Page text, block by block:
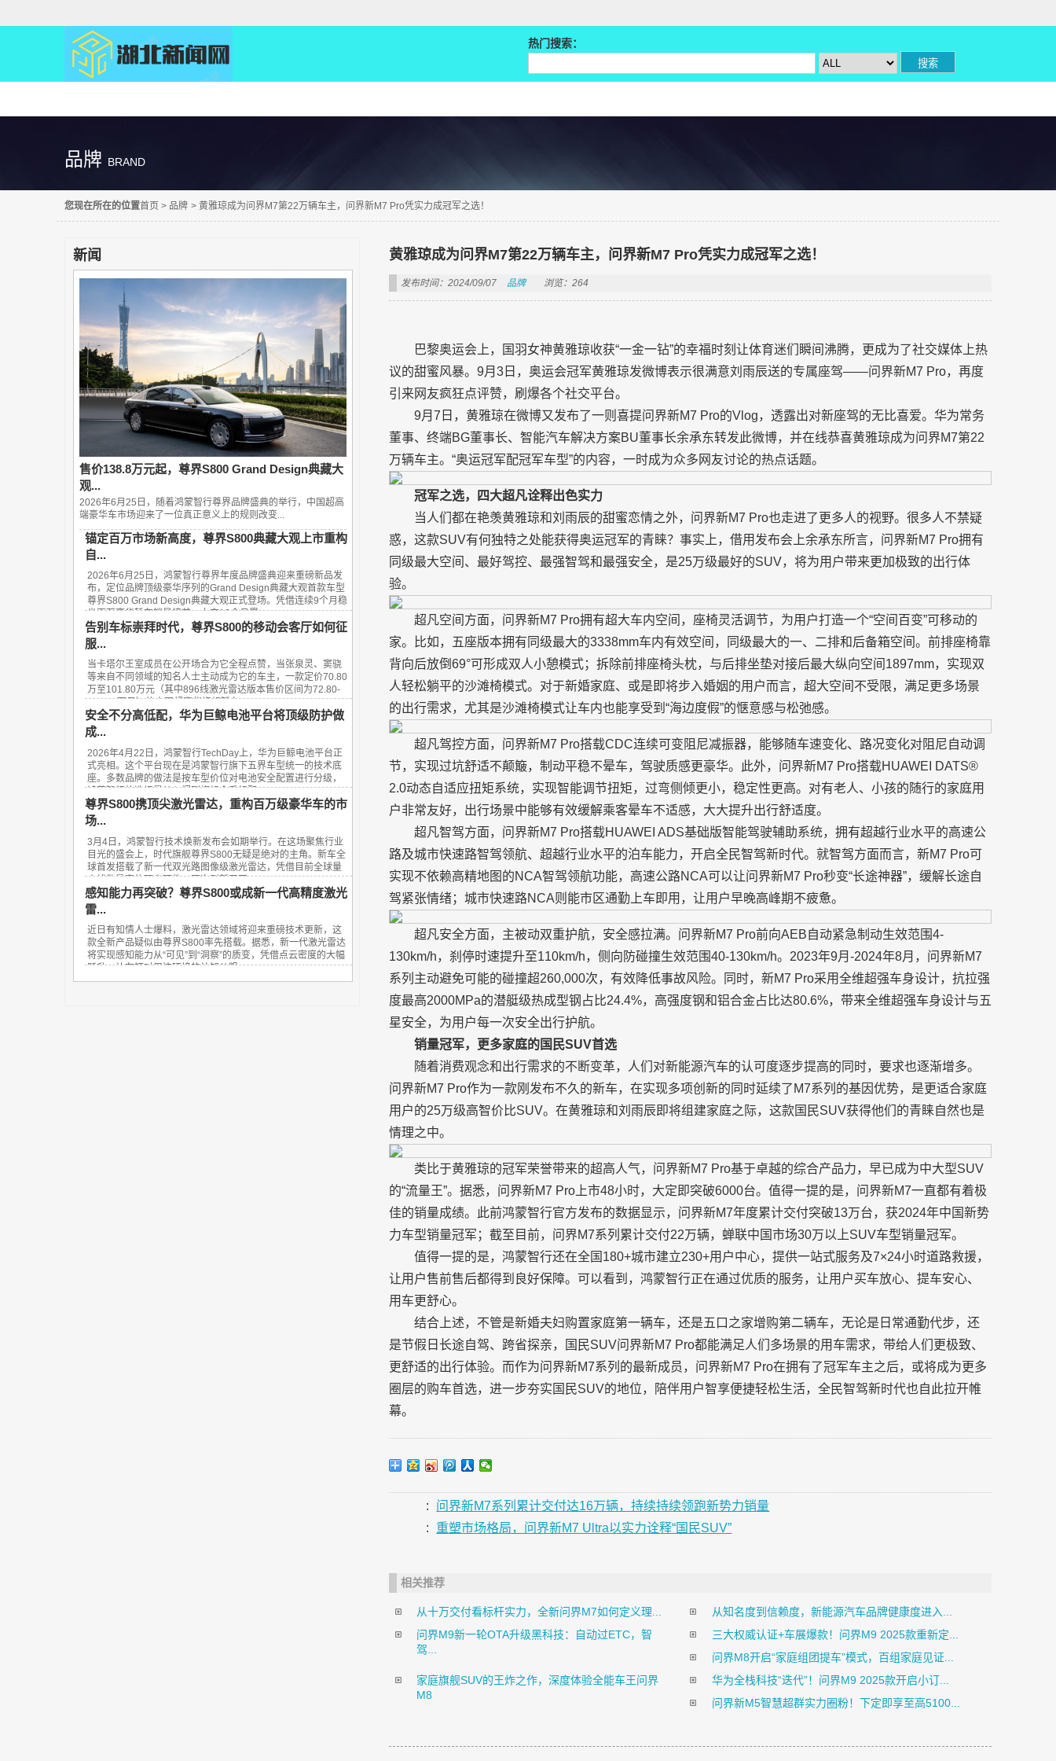
热门搜索：
品牌 BRAND
您现在所在的位置首页 > 品牌 > 黄雅琼成为问界M7第22万辆车主，问界新M7 Pro凭实力成冠军之选！
新闻
售价138.8万元起，尊界S800 Grand Design典藏大
观...
2026年6月25日，随着鸿蒙智行尊界品牌盛典的举行，中国超高
端豪华车市场迎来了一位真正意义上的规则改变...
锚定百万市场新高度，尊界S800典藏大观上市重构
自...
2026年6月25日，鸿蒙智行尊界年度品牌盛典迎来重磅新品发
布，定位品牌顶级豪华序列的Grand Design典藏大观首款车型
尊界S800 Grand Design典藏大观正式登场。凭借连续9个月稳
坐百万豪华轿车销量榜首、上市13个月累...
告别车标崇拜时代，尊界S800的移动会客厅如何征
服...
当卡塔尔王室成员在公开场合为它全程点赞，当张泉灵、窦骁
等来自不同领域的知名人士主动成为它的车主，一款定价70.80
万至101.80万元（其中896线激光雷达版本售价区间为72.80-
101.80万元）的中国超豪华旗舰轿车——...
安全不分高低配，华为巨鲸电池平台将顶级防护做
成...
2026年4月22日，鸿蒙智行TechDay上，华为巨鲸电池平台正
式亮相。这个平台现在是鸿蒙智行旗下五界车型统一的技术底
座。多数品牌的做法是按车型价位对电池安全配置进行分级，
鸿蒙智行的选择是从入门到旗舰全系标配...
尊界S800携顶尖激光雷达，重构百万级豪华车的市
场...
3月4日，鸿蒙智行技术焕新发布会如期举行。在这场聚焦行业
目光的盛会上，时代旗舰尊界S800无疑是绝对的主角。新车全
球首发搭载了新一代双光路图像级激光雷达，凭借目前全球量
产线数最高的顶尖硬件，再次刷新了百...
感知能力再突破？尊界S800或成新一代高精度激光
雷...
近日有知情人士爆料，激光雷达领域将迎来重磅技术更新，这
款全新产品疑似由尊界S800率先搭载。据悉，新一代激光雷达
将实现感知能力从“可见”到“洞察”的质变，凭借点云密度的大幅
跃升，让车辆对周边环境的认知从粗...
黄雅琼成为问界M7第22万辆车主，问界新M7 Pro凭实力成冠军之选！
发布时间：2024/09/07 品牌 浏览：264
巴黎奥运会上，国羽女神黄雅琼收获“一金一钻”的幸福时刻让体育迷们瞬间沸腾，更成为了社交媒体上热
议的甜蜜风暴。9月3日，奥运会冠军黄雅琼发微博表示很满意刘雨辰送的专属座驾——问界新M7 Pro，再度
引来网友疯狂点评赞，刷爆各个社交平台。
9月7日，黄雅琼在微博又发布了一则喜提问界新M7 Pro的Vlog，透露出对新座驾的无比喜爱。华为常务
董事、终端BG董事长、智能汽车解决方案BU董事长余承东转发此微博，并在线恭喜黄雅琼成为问界M7第22
万辆车主。“奥运冠军配冠军车型”的内容，一时成为众多网友讨论的热点话题。
冠军之选，四大超凡诠释出色实力
当人们都在艳羡黄雅琼和刘雨辰的甜蜜恋情之外，问界新M7 Pro也走进了更多人的视野。很多人不禁疑
惑，这款SUV有何独特之处能获得奥运冠军的青睐？事实上，借用发布会上余承东所言，问界新M7 Pro拥有
同级最大空间、最好驾控、最强智驾和最强安全，是25万级最好的SUV，将为用户带来更加极致的出行体
验。
超凡空间方面，问界新M7 Pro拥有超大车内空间，座椅灵活调节，为用户打造一个“空间百变”可移动的
家。比如，五座版本拥有同级最大的3338mm车内有效空间，同级最大的一、二排和后备箱空间。前排座椅靠
背向后放倒69°可形成双人小憩模式；拆除前排座椅头枕，与后排坐垫对接后最大纵向空间1897mm，实现双
人轻松躺平的沙滩椅模式。对于新婚家庭、或是即将步入婚姻的用户而言，超大空间不受限，满足更多场景
的出行需求，尤其是沙滩椅模式让车内也能享受到“海边度假”的惬意感与松弛感。
超凡驾控方面，问界新M7 Pro搭载CDC连续可变阻尼减振器，能够随车速变化、路况变化对阻尼自动调
节，实现过坑舒适不颠簸，制动平稳不晕车，驾驶质感更豪华。此外，问界新M7 Pro搭载HUAWEI DATS®
2.0动态自适应扭矩系统，实现智能调节扭矩，过弯侧倾更小，稳定性更高。对有老人、小孩的随行的家庭用
户非常友好，出行场景中能够有效缓解乘客晕车不适感，大大提升出行舒适度。
超凡智驾方面，问界新M7 Pro搭载HUAWEI ADS基础版智能驾驶辅助系统，拥有超越行业水平的高速公
路及城市快速路智驾领航、超越行业水平的泊车能力，开启全民智驾新时代。就智驾方面而言，新M7 Pro可
实现不依赖高精地图的NCA智驾领航功能，高速公路NCA可以让问界新M7 Pro秒变“长途神器”，缓解长途自
驾紧张情绪；城市快速路NCA则能市区通勤上车即用，让用户早晚高峰期不疲惫。
超凡安全方面，主被动双重护航，安全感拉满。问界新M7 Pro前向AEB自动紧急制动生效范围4-
130km/h，刹停时速提升至110km/h，侧向防碰撞生效范围40-130km/h。2023年9月-2024年8月，问界新M7
系列主动避免可能的碰撞超260,000次，有效降低事故风险。同时，新M7 Pro采用全维超强车身设计，抗拉强
度最高2000MPa的潜艇级热成型钢占比24.4%，高强度钢和铝合金占比达80.6%，带来全维超强车身设计与五
星安全，为用户每一次安全出行护航。
销量冠军，更多家庭的国民SUV首选
随着消费观念和出行需求的不断变革，人们对新能源汽车的认可度逐步提高的同时，要求也逐渐增多。
问界新M7 Pro作为一款刚发布不久的新车，在实现多项创新的同时延续了M7系列的基因优势，是更适合家庭
用户的25万级高智价比SUV。在黄雅琼和刘雨辰即将组建家庭之际，这款国民SUV获得他们的青睐自然也是
情理之中。
类比于黄雅琼的冠军荣誉带来的超高人气，问界新M7 Pro基于卓越的综合产品力，早已成为中大型SUV
的“流量王”。据悉，问界新M7 Pro上市48小时，大定即突破6000台。值得一提的是，问界新M7一直都有着极
佳的销量成绩。此前鸿蒙智行官方发布的数据显示，问界新M7年度累计交付突破13万台，获2024年中国新势
力车型销量冠军；截至目前，问界M7系列累计交付22万辆，蝉联中国市场30万以上SUV车型销量冠军。
值得一提的是，鸿蒙智行还在全国180+城市建立230+用户中心，提供一站式服务及7×24小时道路救援，
让用户售前售后都得到良好保障。可以看到，鸿蒙智行正在通过优质的服务，让用户买车放心、提车安心、
用车更舒心。
结合上述，不管是新婚夫妇购置家庭第一辆车，还是五口之家增购第二辆车，无论是日常通勤代步，还
是节假日长途自驾、跨省探亲，国民SUV问界新M7 Pro都能满足人们多场景的用车需求，带给人们更极致、
更舒适的出行体验。而作为问界新M7系列的最新成员，问界新M7 Pro在拥有了冠军车主之后，或将成为更多
圈层的购车首选，进一步夯实国民SUV的地位，陪伴用户智享便捷轻松生活，全民智驾新时代也自此拉开帷
幕。
:
问界新M7系列累计交付达16万辆，持续持续领跑新势力销量
:
重塑市场格局，问界新M7 Ultra以实力诠释“国民SUV”
相关推荐
从十万交付看标杆实力，全新问界M7如何定义理...
从知名度到信赖度，新能源汽车品牌健康度进入...
问界M9新一轮OTA升级黑科技：自动过ETC，智
驾...
三大权威认证+车展爆款！问界M9 2025款重新定...
问界M8开启“家庭组团提车”模式，百组家庭见证...
家庭旗舰SUV的王炸之作，深度体验全能车王问界
M8
华为全栈科技“迭代”！问界M9 2025款开启小订...
问界新M5智慧超群实力圈粉！下定即享至高5100...